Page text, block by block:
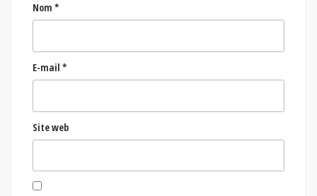
Nom *
E-mail *
Site web